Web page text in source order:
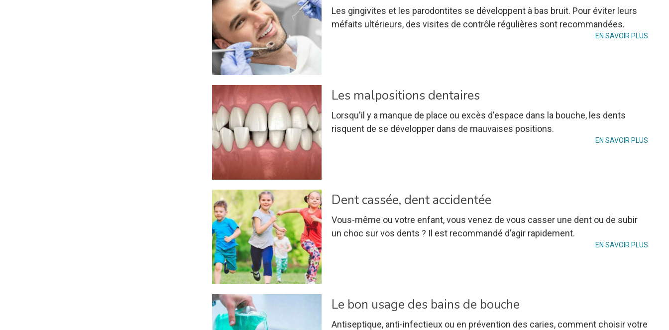
Les gingivites et les parodontites se développent à bas bruit. Pour éviter leurs
méfaits ultérieurs, des visites de contrôle régulières sont recommandées.
EN SAVOIR PLUS
Les malpositions dentaires
Lorsqu'il y a manque de place ou excès d'espace dans la bouche, les dents
risquent de se développer dans de mauvaises positions.
EN SAVOIR PLUS
Dent cassée, dent accidentée
Vous-même ou votre enfant, vous venez de vous casser une dent ou de subir
un choc sur vos dents ? Il est recommandé d’agir rapidement.
EN SAVOIR PLUS
Le bon usage des bains de bouche
Antiseptique, anti-infectieux ou en prévention des caries, comment choisir votre